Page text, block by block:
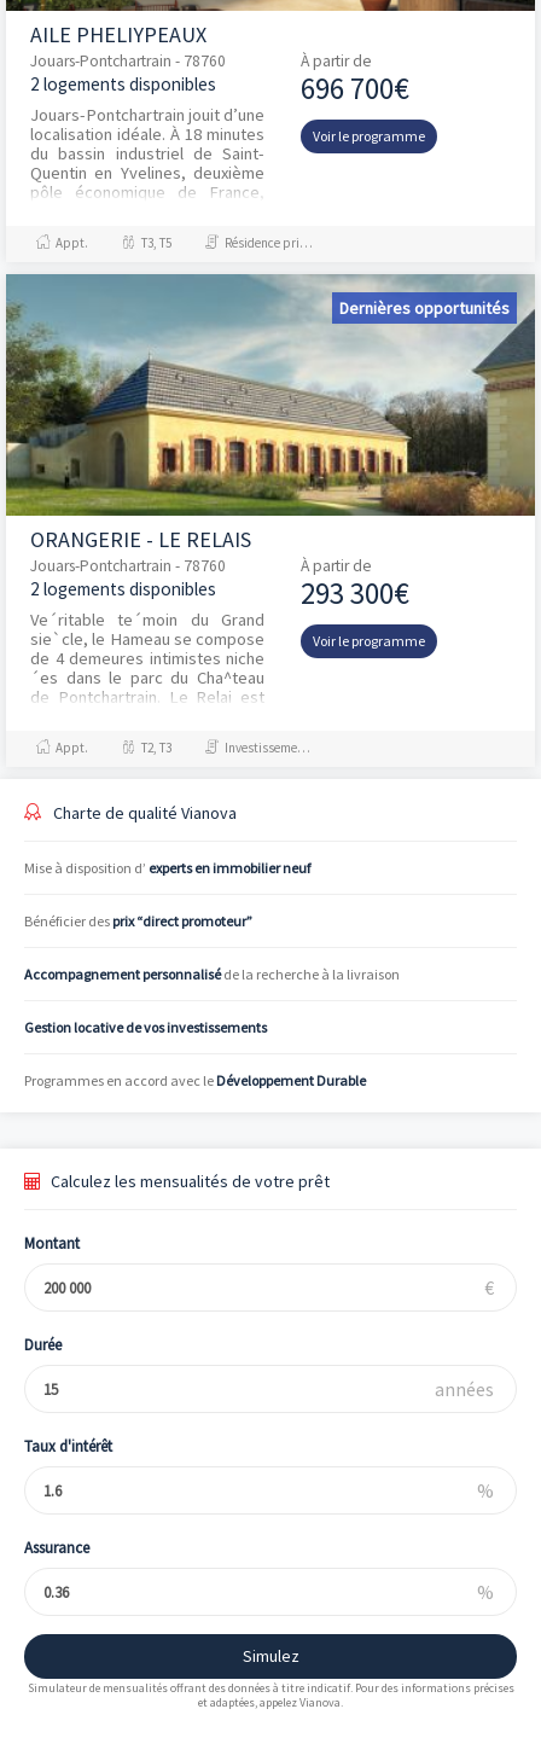
AILE PHELIYPEAUX
Jouars-Pontchartrain - 78760
2 logements disponibles
Jouars-Pontchartrain jouit d’une
localisation idéale. À 18 minutes
du bassin industriel de Saint-
Quentin en Yvelines, deuxième
pôle économique de France,
est t...
À partir de
696 700€
Voir le programme
Appt. T3, T5 Résidence principale / PTZ, Investissement et Défiscalisation
Dernières opportunités
ORANGERIE - LE RELAIS
Jouars-Pontchartrain - 78760
2 logements disponibles
Ve´ritable te´moin du Grand
sie`cle, le Hameau se compose
de 4 demeures intimistes niche
´es dans le parc du Cha^teau
de Pontchartrain. Le Relai est
XIXe sie`...
À partir de
293 300€
Voir le programme
Appt. T2, T3 Investissement et Défiscalisation
Charte de qualité Vianova
Mise à disposition d’ experts en immobilier neuf
Bénéficier des prix “direct promoteur”
Accompagnement personnaliséde la recherche à la livraison
Gestion locative de vos investissements
Programmes en accord avec le Développement Durable
Calculez les mensualités de votre prêt
Montant
€
Durée
années
Taux d'intérêt
%
Assurance
%
Simulez
Simulateur de mensualités offrant des données à titre indicatif. Pour des informations précises
et adaptées, appelez Vianova.